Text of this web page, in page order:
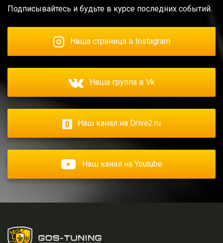
Подписывайтесь и будьте в курсе последних событий.
Наша страница в Instagram
Наша группа в Vk
Наш канал на Drive2.ru
Наш канал на Youtube